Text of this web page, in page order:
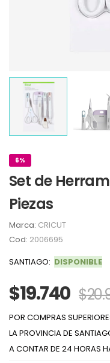
6%
Set de
Piezas
Marca: CRICUT
Cod: 2006695
SANTIAGO: DISPONIBLE
$19.740
POR COMPRAS
LA PROVINCIA DE
A CONTAR DE 24 HORAS